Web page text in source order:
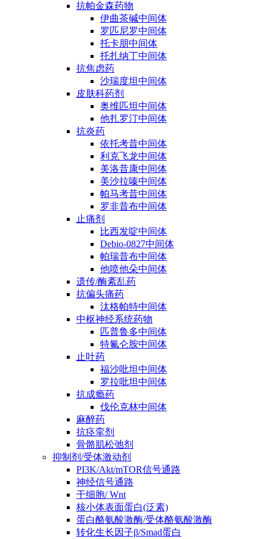
抗帕金森药物
伊曲茶碱中间体
罗匹尼罗中间体
托卡朋中间体
托扎纳丁中间体
抗焦虑药
沙瑞度坦中间体
皮肤科药剂
奥维匹坦中间体
他扎罗汀中间体
抗炎药
依托考昔中间体
利克飞龙中间体
美洛昔康中间体
美沙拉嗪中间体
帕马考昔中间体
罗非昔布中间体
止痛剂
比西发啶中间体
Debio-0827中间体
帕瑞昔布中间体
他喷他朵中间体
遗传/酶紊乱药
抗偏头痛药
汰格帕特中间体
中枢神经系统药物
匹普鲁多中间体
特氟仑胺中间体
止吐药
福沙吡坦中间体
罗拉吡坦中间体
抗成瘾药
伐伦克林中间体
麻醉药
抗痉挛剂
骨骼肌松弛剂
抑制剂/受体激动剂
PI3K/Akt/mTOR信号通路
神经信号通路
干细胞/ Wnt
核小体表面蛋白(泛素)
蛋白酪氨酸激酶/受体酪氨酸激酶
转化生长因子β/Smad蛋白